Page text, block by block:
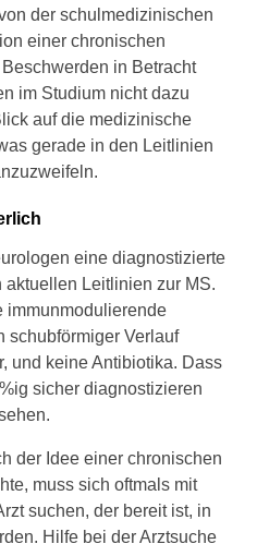
der schulmedizinischen
einer chronischen
in Betracht
im Studium nicht dazu
auf die medizinische
gerade in den Leitlinien
eine diagnostizierte
Leitlinien zur MS.
immunmodulierende
schubförmiger Verlauf
und keine Antibiotika. Dass
sicher diagnostizieren
der Idee einer chronischen
muss sich oftmals mit
suchen, der bereit ist, in
Hilfe bei der Arztsuche
und